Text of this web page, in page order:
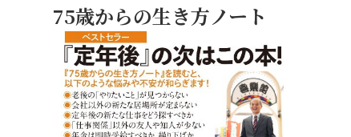
75歳からの生き方ノート